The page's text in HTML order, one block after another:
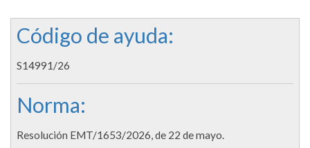
Código de ayuda:
S14991/26
Norma:
Resolución EMT/1653/2026, de 22 de mayo.